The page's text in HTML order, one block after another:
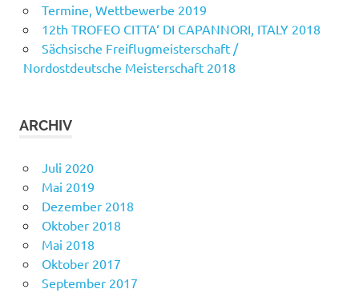
Termine, Wettbewerbe 2019
12th TROFEO CITTA‘ DI CAPANNORI, ITALY 2018
Sächsische Freiflugmeisterschaft /
Nordostdeutsche Meisterschaft 2018
ARCHIV
Juli 2020
Mai 2019
Dezember 2018
Oktober 2018
Mai 2018
Oktober 2017
September 2017